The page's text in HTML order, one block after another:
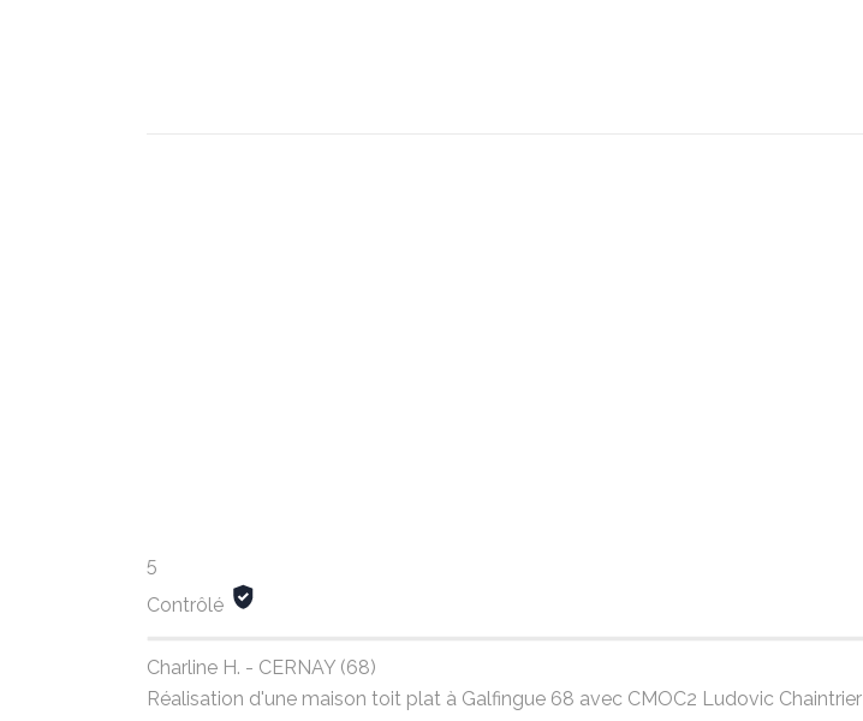
5
Contrôlé
Charline H. - CERNAY (68)
Réalisation d'une maison toit plat à Galfingue 68 avec CMOC2 Ludovic Chaintrier